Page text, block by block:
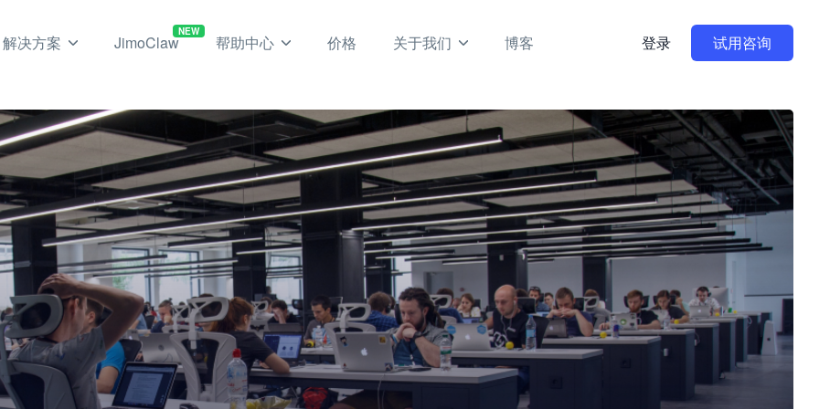
解决方案 JimoClaw
NEW
帮助中心 价格 关于我们 博客 登录 试用咨询